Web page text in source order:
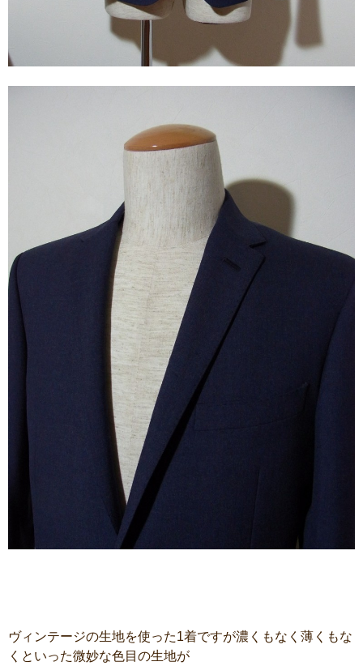
ヴィンテージの生地を使った1着ですが濃くもなく薄くもな
くといった微妙な色目の生地が